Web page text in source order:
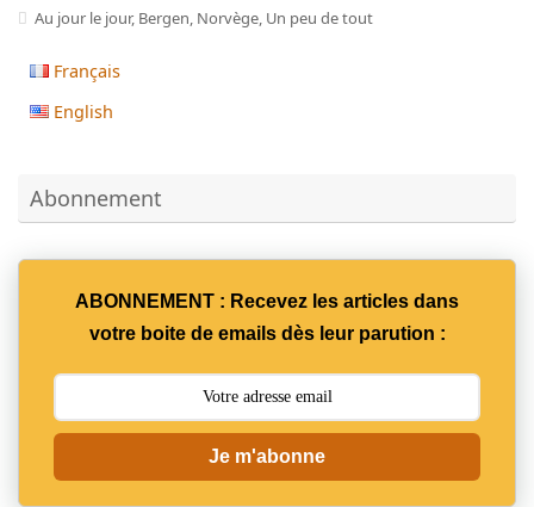
Au jour le jour, Bergen, Norvège, Un peu de tout
Français
English
Abonnement
ABONNEMENT : Recevez les articles dans
votre boite de emails dès leur parution :
Je m'abonne